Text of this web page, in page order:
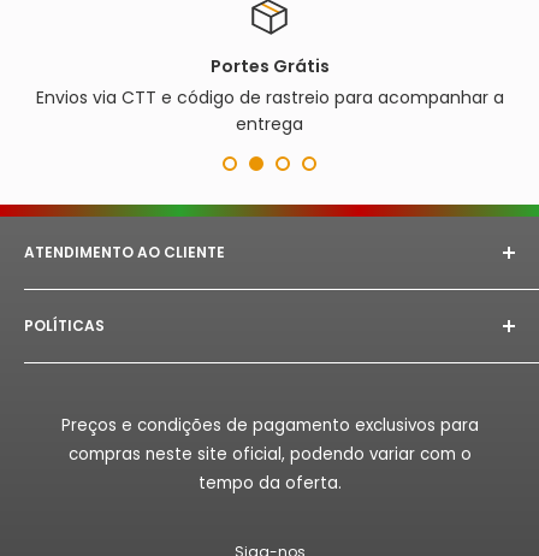
Portes Grátis
Envios via CTT e código de rastreio para acompanhar a
entrega
ATENDIMENTO AO CLIENTE
E-mail:astorept@outlook.com
Whatsapp:
Horário de Atendimento:Segunda à Sex das 08h as
POLÍTICAS
Aviso Legal
Politica de Reembolso
Preços e condições de pagamento exclusivos para
compras neste site oficial, podendo variar com o
tempo da oferta.
Siga-nos